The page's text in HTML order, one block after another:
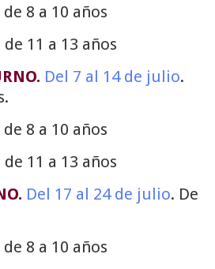
de 8 a 10 años
de 11 a 13 años
Del 7 al 14 de julio.
de 8 a 10 años
de 11 a 13 años
Del 17 al 24 de julio. De
de 8 a 10 años